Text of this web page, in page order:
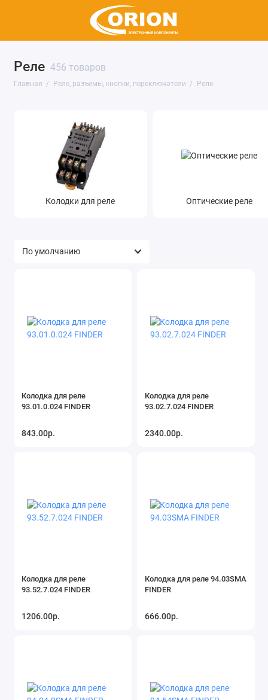
Реле 456 товаров
Главная Реле, разъемы, кнопки, переключатели Реле
Клеммы
Клеммники
Коммутация
Колодки для реле Оптические реле
Колодка для реле
93.01.0.024 FINDER
843.00р.
Колодка для реле
93.02.7.024 FINDER
2340.00р.
Колодка для реле
93.52.7.024 FINDER
1206.00р.
Колодка для реле 94.03SMA
FINDER
666.00р.